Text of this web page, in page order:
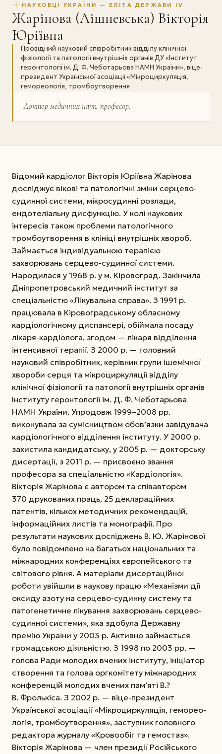
НАУКОВЦІ УКРАЇНИ — ЕЛІТА ДЕРЖАВИ IV
Жарінова (Лішневська) Вікторія
Юріївна
Провідний науковий співробітник відділу клінічної
фізіології та патології внутрішніх органів ДУ «Інститут
геронтології ім. Д. Ф. Чеботарьова НАМН України», віце-
президент Української асоціації «Мікроциркуляція,
гемореологія, тромбоутворення
Доктор медичних наук, професор.
Відомий кардіолог Вікторія Юріївна Жарінова
досліджує вікові та патологічні зміни серцево-
судинної системи, мікросудинні розлади,
ендотеліальну дисфункцію. У колі наукових
інтересів також проблеми патологічного
тромбоутворення в клініці внутрішніх хвороб.
Займається індивідуальною терапією
захворювань серцево-судинної системи.
Народилася у 1968 р. у м. Кіровоград. Закінчила
Дніпропетровський медичний інститут за
спеціальністю «Лікувальна справа». З 1991 р.
працювала в Кіровоградському обласному
кардіологічному диспансері, обіймала посаду
лікаря-кардіолога, згодом — лікаря відділення
інтенсивної терапії. З 2000 р. — головний
науковий співробітник, керівник групи ішемічної
хвороби серця та мікроциркуляції відділу
клінічної фізіології та патології внутрішніх органів
Інституту геронтології ім. Д. Ф. Чеботарьова
НАМН України. Упродовж 1999–2008 рр.
виконувала за сумісництвом обо­в’язки завідувача
кардіологічного відділення інституту. У 2000 р.
захистила кандидатську, у 2005 р. — докторську
дисертації, з 2011 р. — присвоєно звання
професора за спеціальністю «Кардіологія».
Вікторія Жарінова є автором та співавтором
370 друкованих праць, 25 деклараційних
патентів, кількох методичних рекомендацій,
інформаційних листів та монографії. Про
результати наукових досліджень В. Ю. Жарінової
було повідомлено на багатьох національних та
міжнародних конференціях європейського та
світового рівня. А матеріали ди­сертаційної
роботи увійшли в наукову працю «Механізми дії
оксиду азоту на серцево-судинну систему та
патогенетичне лікування захворювань серцево-
судинної системи», яка здобула Державну
премію Украї­ни у 2003 р. Активно займається
громадською діяльністю. З 1998 по 2003 рр. —
голова Ради молодих вчених інституту, ініціатор
створення та голова оргкомітету міжнародних
конференцій молодих вчених пам’яті В.?
В. Фролькіса. З 2002 р. — віце-президент
Української асоціації «Мікроциркуляція, геморео­
логія, тромбоутворення», заступник головного
редактора журналу «Кровообіг та гемостаз».
Вікторія Жарінова — член президії Російського